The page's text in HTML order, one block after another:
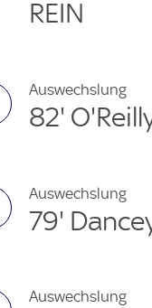
REIN
Auswechslung
82'
Auswechslung
79'
Auswechslung